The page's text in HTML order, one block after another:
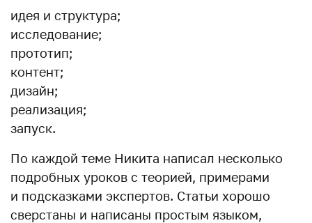
идея и структура;
исследование;
прототип;
контент;
дизайн;
реализация;
запуск.
По каждой теме Никита написал несколько
подробных уроков с теорией, примерами
и подсказками экспертов. Статьи хорошо
сверстаны и написаны простым языком,